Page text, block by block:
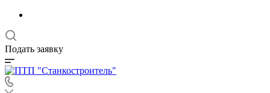
Подать заявку